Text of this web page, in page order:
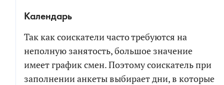
Календарь
Так как соискатели часто требуются на
неполную занятость, большое значение
имеет график смен. Поэтому соискатель при
заполнении анкеты выбирает дни, в которые